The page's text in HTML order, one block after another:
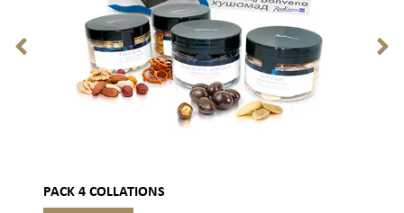
PACK 4 COLLATIONS